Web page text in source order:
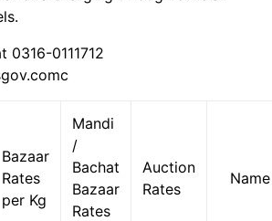
0316-0111712
Bazaar
Rates
per Kg
Mandi
/
Bachat
Bazaar
Rates
Auction
Rates
Name